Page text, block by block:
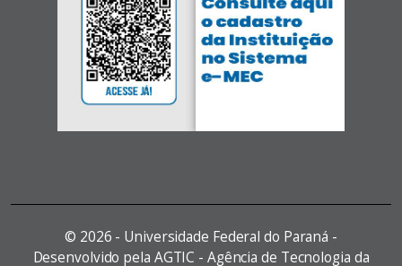
© 2026 - Universidade Federal do Paraná -
Desenvolvido pela AGTIC - Agência de Tecnologia da